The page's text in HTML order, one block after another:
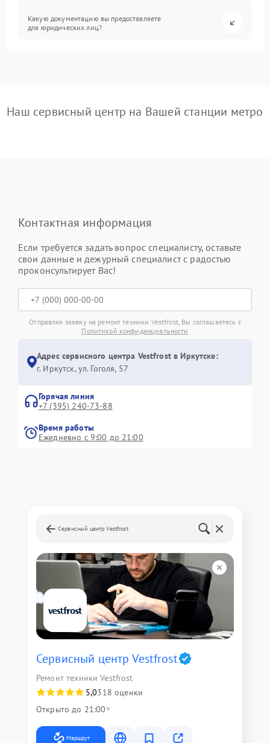
Какую документацию вы предоставляете
для юридических лиц?
Наш сервисный центр на Вашей станции метро
Контактная информация
Если требуется задать вопрос специалисту, оставьте
свои данные и дежурный специалист с радостью
проконсультирует Вас!
Отправляя заявку на ремонт техники Vestfrost, Вы соглашаетесь с
Политикой конфиденциальности
Адрес сервисного центра Vestfrost в Иркутске:
г. Иркутск, ул. ​Гоголя, 57
Горячая линия
+7 (395) 240-73-88
Время работы
Ежедневно с 9:00 до 21:00
Сервисный центр Vestfrost
Сервисный центр Vestfrost
Ремонт техники Vestfrost
5,0318 оценки
Открыто до 21:00
Маршрут